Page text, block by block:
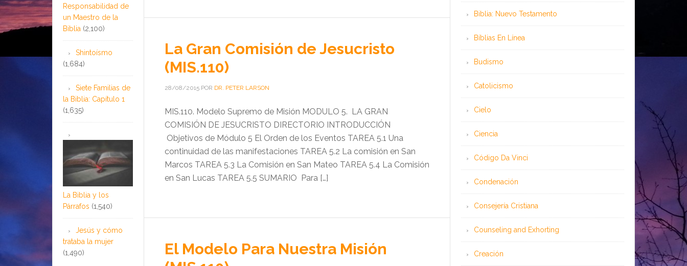
La Gran Comisión de Jesucristo
(MIS.110)
28/08/2015 POR DR. PETER LARSON
MIS.110. Modelo Supremo de Misión MODULO 5. LA GRAN
COMISIÓN DE JESUCRISTO DIRECTORIO INTRODUCCIÓN
Objetivos de Módulo 5 El Orden de los Eventos TAREA 5.1 Una
continuidad de las manifestaciones TAREA 5.2 La comisión en San
Marcos TAREA 5.3 La Comisión en San Mateo TAREA 5.4 La Comisión
en San Lucas TAREA 5.5 SUMARIO Para […]
El Modelo Para Nuestra Misión
Biblia: Nuevo Testamento
Bíblias En Línea
Budismo
Catolicismo
Cielo
Ciencia
Código Da Vinci
Condenación
Consejería Cristiana
Counseling and Exhorting
Creación
Responsabilidad de
un Maestro de la
Biblia (2,100)
Shintoísmo
(1,684)
Siete Familias de
la Biblia: Capítulo 1
(1,635)
La Biblia y los
Párrafos (1,540)
Jesús y cómo
trataba la mujer
(1,490)